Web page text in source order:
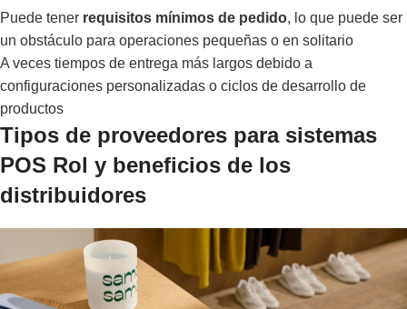
Puede tener requisitos mínimos de pedido, lo que puede ser
un obstáculo para operaciones pequeñas o en solitario
A veces tiempos de entrega más largos debido a
configuraciones personalizadas o ciclos de desarrollo de
productos
Tipos de proveedores para sistemas
POS Rol y beneficios de los
distribuidores